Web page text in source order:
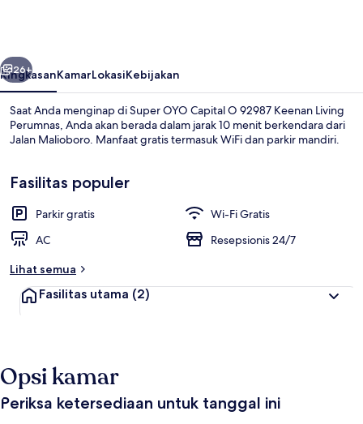
Keenan
Living
Perumnas
Lobi
Berikutnya
26+
RingkasanKamarLokasiKebijakan
Saat Anda menginap di Super OYO Capital O 92987 Keenan Living
Perumnas, Anda akan berada dalam jarak 10 menit berkendara dari
Jalan Malioboro. Manfaat gratis termasuk WiFi dan parkir mandiri.
Fasilitas populer
Parkir gratis
Wi-Fi Gratis
AC
Resepsionis 24/7
Lihat semua
Fasilitas utama (2)
Opsi kamar
Periksa ketersediaan untuk tanggal ini